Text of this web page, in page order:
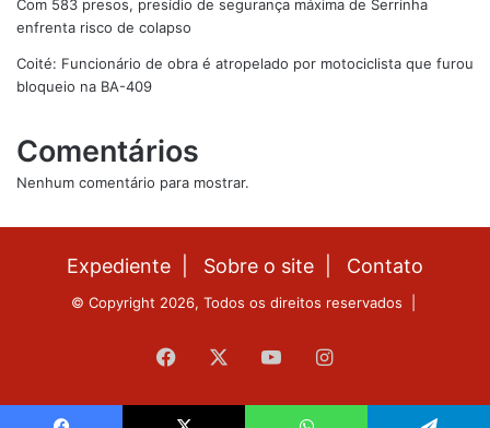
Com 583 presos, presídio de segurança máxima de Serrinha
enfrenta risco de colapso
Coité: Funcionário de obra é atropelado por motociclista que furou
bloqueio na BA-409
Comentários
Nenhum comentário para mostrar.
Expediente | Sobre o site | Contato
© Copyright 2026, Todos os direitos reservados |
Facebook YouTubeInstagram